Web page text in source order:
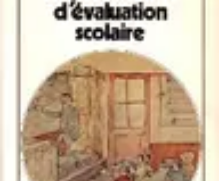
Guide Fruits de Mer
Préparation et TechniquesAstuces et conseilsRecettes et
Santé et NutritionChoix des Fruits de Mer
Guide Fruits de Mer